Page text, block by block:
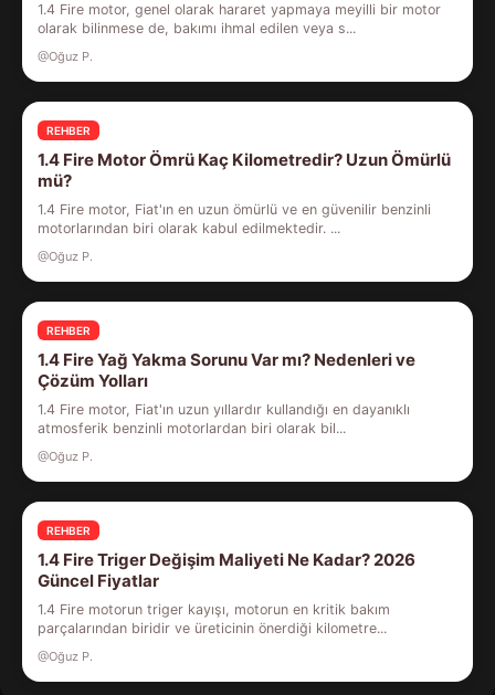
1.4 Fire motor, genel olarak hararet yapmaya meyilli bir motor
olarak bilinmese de, bakımı ihmal edilen veya s...
@Oğuz P.
REHBER
1.4 Fire Motor Ömrü Kaç Kilometredir? Uzun Ömürlü
mü?
1.4 Fire motor, Fiat'ın en uzun ömürlü ve en güvenilir benzinli
motorlarından biri olarak kabul edilmektedir. ...
@Oğuz P.
REHBER
1.4 Fire Yağ Yakma Sorunu Var mı? Nedenleri ve
Çözüm Yolları
1.4 Fire motor, Fiat'ın uzun yıllardır kullandığı en dayanıklı
atmosferik benzinli motorlardan biri olarak bil...
@Oğuz P.
REHBER
1.4 Fire Triger Değişim Maliyeti Ne Kadar? 2026
Güncel Fiyatlar
1.4 Fire motorun triger kayışı, motorun en kritik bakım
parçalarından biridir ve üreticinin önerdiği kilometre...
@Oğuz P.